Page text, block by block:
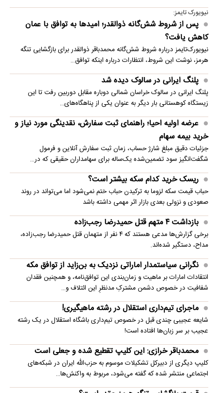
نیویورک تایمز:
پس از شروط شش‌گانه ذوالقدر؛ امیدها به توافق با عمان
کاهش یافت؟
نیویورک‌تایمز درباره شروط شش‌گانه محمدباقر ذوالقدر برای بازگشایی تنگه
هرمز، نوشت این شروط، انتظارات درباره اینکه توافق…
پلنگ ایرانی در سالوک دیده شد
پلنگ ایرانی در سالوک خراسان شمالی دوباره مقابل دوربین رفت تا این
زیستگاه کوهستانی بار دیگر به عنوان یکی از پناهگاه‌های…
عرضه اولیه احیا؛ راهنمای ثبت سفارش، نقدینگی مورد نیاز و
خرید بیمه سهام
جزئیات دقیق مبلغ شارژ حساب، زمان ثبت سفارش آنلاین و فرمول
شگفت‌انگیز سود تضمین‌شده یک‌ساله برای سهامداران حقیقی که در…
ریسک خرید کدام سکه بیشتر است؟
حباب قیمت سکه لزوما به ترکیدن حباب ختم نمی‌شود اما می‌تواند در روند
صعودی و نزولی بعدی بازار اثر مهمی داشته باشد
بازداشت ۴ متهم قتل حمیدرضا رجب‌زاده
برخی گزارش‌ها مدعی هستند که ۴ نفر از متهمان قتل حمیدرضا رجب‌زاده،
مداح، دستگیر شده‌اند.
نگرانی سیاستمدار اماراتی نزدیک به بن‌زاید از توافق مکه
انتقادات امارات بر ماهیت و زمان‌بندی این توافق‌نامه، و همچنین فقدان
شفافیت در خصوص دشمن مشترکِ مدنظرِ این ائتلاف و…
ماجرای تیم‌داری استقلال در رشته ماهیگیری!
شایعه عجیبی چندی قبل در خصوص تیم‌داری باشگاه استقلال در یک رشته
عجیب بر سر زبان‌ها افتاده است!
محمدباقر خرازی: این کلیپ تقطیع شده و جعلی است
کلیپ دیگری از دبیرکل تشکیلات موسوم به حزب‌الله ایران در شبکه‌های
اجتماعی منتشر شده که گفته می‌شود، مربوط به واکنش‌ها…